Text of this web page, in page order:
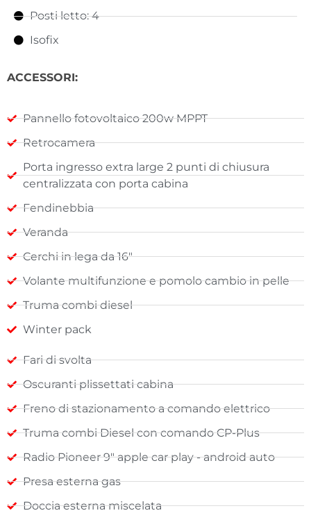
Posti letto: 4
Isofix
ACCESSORI:
Pannello fotovoltaico 200w MPPT
Retrocamera
Porta ingresso extra large 2 punti di chiusura
centralizzata con porta cabina
Fendinebbia
Veranda
Cerchi in lega da 16"
Volante multifunzione e pomolo cambio in pelle
Truma combi diesel
Winter pack
Fari di svolta
Oscuranti plissettati cabina
Freno di stazionamento a comando elettrico
Truma combi Diesel con comando CP-Plus
Radio Pioneer 9" apple car play - android auto
Presa esterna gas
Doccia esterna miscelata